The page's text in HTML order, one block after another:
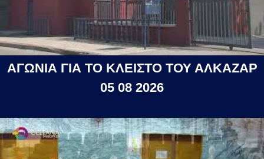
ΑΓΩΝΙΑ ΓΙΑ ΤΟ ΚΛΕΙΣΤΟ ΤΟΥ ΑΛΚΑΖΑΡ
05 08 2026